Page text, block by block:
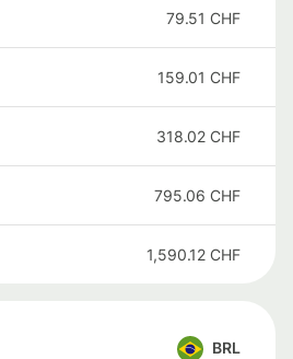
79.51 CHF
159.01 CHF
318.02 CHF
795.06 CHF
1,590.12 CHF
BRL